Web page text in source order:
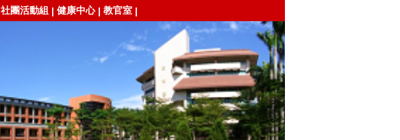
社團活動組 | 健康中心| 教官室 |